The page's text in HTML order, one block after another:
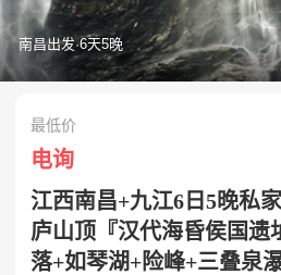
南昌出发·6天5晚
最低价
电询
江西南昌+九江6日5晚私
庐山顶『汉代海昏侯国遗
落+如琴湖+险峰+三叠泉